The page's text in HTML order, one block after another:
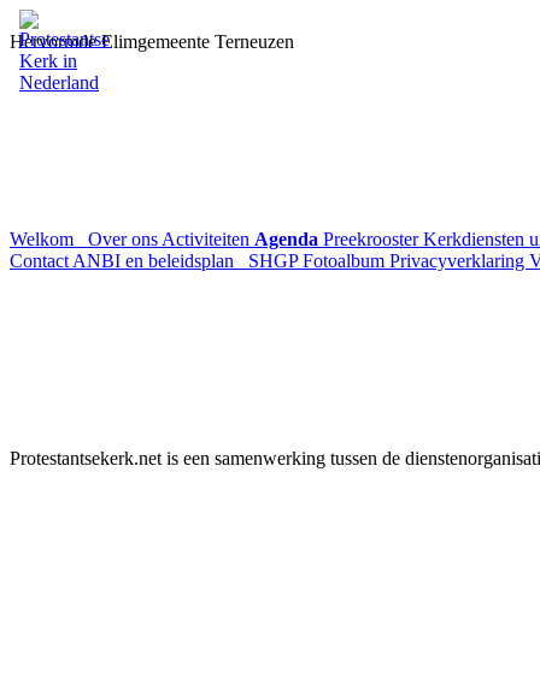
Hervormde Elimgemeente Terneuzen
Welkom Over ons Activiteiten Agenda PreekroosterKerkdiensten
Contact ANBI en beleidsplan SHGPFotoalbum Privacyverklaring
Protestantsekerk.net is een samenwerking tussen de